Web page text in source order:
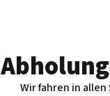
Wir fahren in